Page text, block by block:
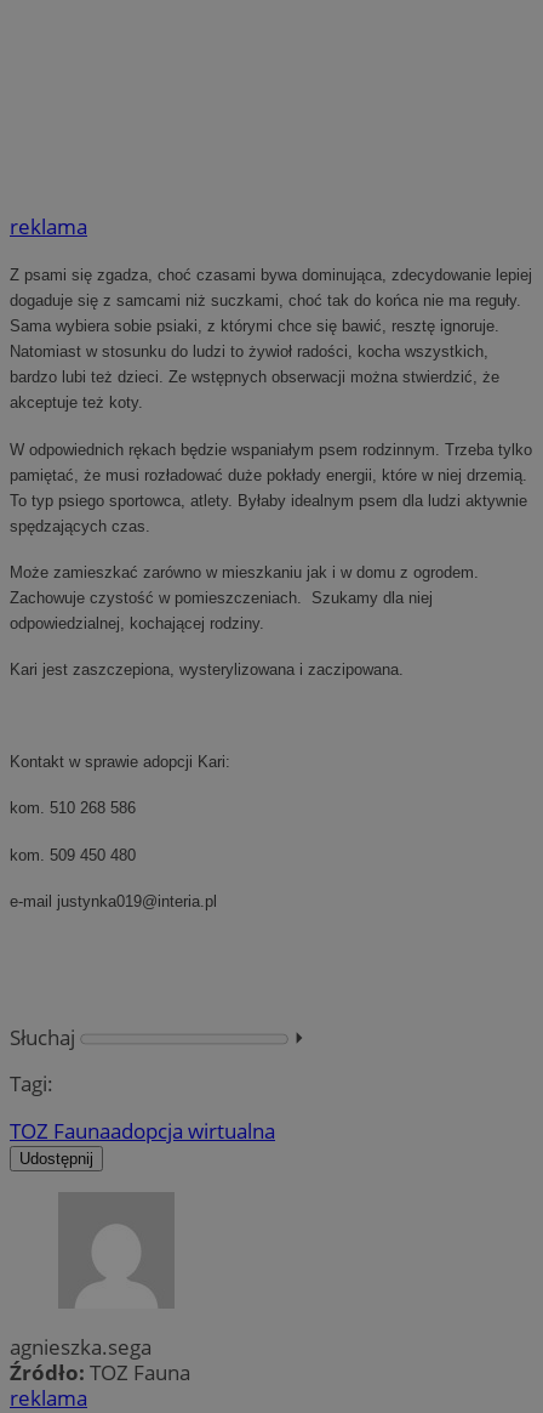
reklama
Z psami się zgadza, choć czasami bywa dominująca, zdecydowanie lepiej
dogaduje się z samcami niż suczkami, choć tak do końca nie ma reguły.
Sama wybiera sobie psiaki, z którymi chce się bawić, resztę ignoruje.
Natomiast w stosunku do ludzi to żywioł radości, kocha wszystkich,
bardzo lubi też dzieci. Ze wstępnych obserwacji można stwierdzić, że
akceptuje też koty.
W odpowiednich rękach będzie wspaniałym psem rodzinnym. Trzeba tylko
pamiętać, że musi rozładować duże pokłady energii, które w niej drzemią.
To typ psiego sportowca, atlety. Byłaby idealnym psem dla ludzi aktywnie
spędzających czas.
Może zamieszkać zarówno w mieszkaniu jak i w domu z ogrodem.
Zachowuje czystość w pomieszczeniach. Szukamy dla niej
odpowiedzialnej, kochającej rodziny.
Kari jest zaszczepiona, wysterylizowana i zaczipowana.
Kontakt w sprawie adopcji Kari:
kom. 510 268 586
kom. 509 450 480
e-mail justynka019@interia.pl
Słuchaj
⏵︎
Tagi:
TOZ Faunaadopcja wirtualna
Udostępnij
agnieszka.sega
Źródło: TOZ Fauna
reklama